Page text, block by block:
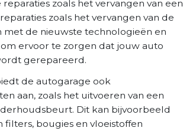
zoals het vervangen van een
zoals het vervangen van de
met de nieuwste technologieën en
ervoor te zorgen dat jouw auto
gerepareerd.
de autogarage ook
aan, zoals het uitvoeren van een
Dit kan bijvoorbeeld
filters, bougies en vloeistoffen